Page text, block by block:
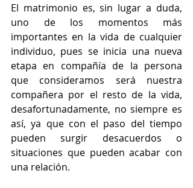
El matrimonio es, sin lugar a duda,
uno de los momentos más
importantes en la vida de cualquier
individuo, pues se inicia una nueva
etapa en compañía de la persona
que consideramos será nuestra
compañera por el resto de la vida,
desafortunadamente, no siempre es
así, ya que con el paso del tiempo
pueden surgir desacuerdos o
situaciones que pueden acabar con
una relación.